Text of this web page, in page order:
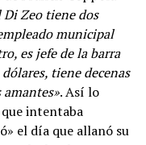
Di Zeo tiene dos
municipal
es jefe de la barra
tiene decenas
. Así lo
intentaba
el día que allanó su